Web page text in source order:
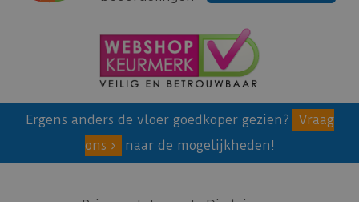
Ergens anders de vloer goedkoper gezien?
Vraag
ons
naar de mogelijkheden!